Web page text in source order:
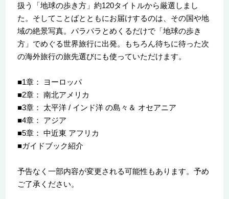
扱う「地球の歩き方」約120タイトルから厳選しまし
た。そしてことばとともにお届けするのは、その国や地
域の絶景写真。パラパラとめくるだけで「地球の歩き
方」でめぐる世界旅行に出発。もちろん待ちに待った次
の海外旅行の旅先選びにも使っていただけます。
■1章： ヨーロッパ
■2章： 南北アメリカ
■3章： 太平洋 / インド洋 の島々＆ オセアニア
■4章： アジア
■5章： 中近東 アフリカ
■ガイドブック紹介
予告なく一部内容が変更される可能性もあります。予め
ご了承ください。